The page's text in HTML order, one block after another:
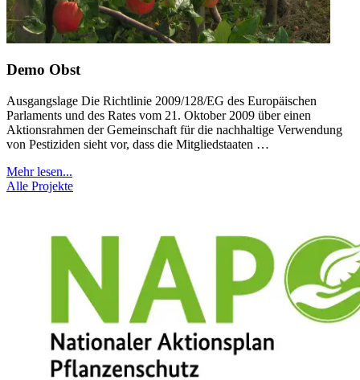
Demo Obst
Ausgangslage Die Richtlinie 2009/128/EG des Europäischen
Parlaments und des Rates vom 21. Oktober 2009 über einen
Aktionsrahmen der Gemeinschaft für die nachhaltige Verwendung
von Pestiziden sieht vor, dass die Mitgliedstaaten …
Mehr lesen...
Alle Projekte